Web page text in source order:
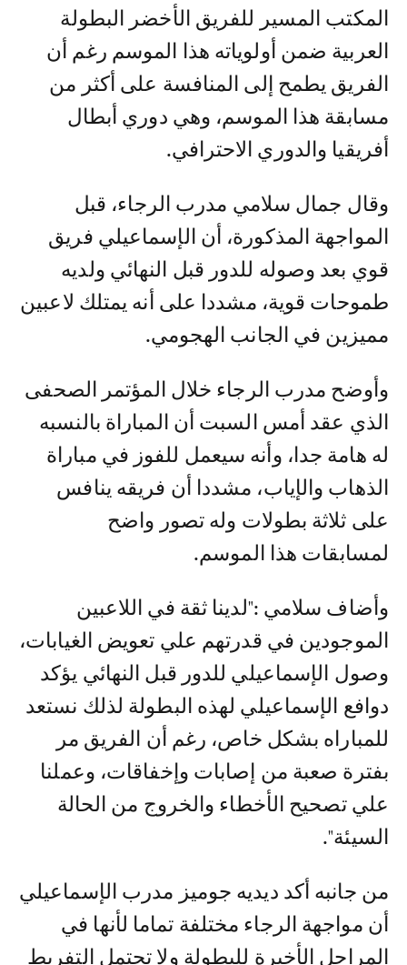
المكتب المسير للفريق الأخضر البطولة
العربية ضمن أولوياته هذا الموسم رغم أن
الفريق يطمح إلى المنافسة على أكثر من
مسابقة هذا الموسم، وهي دوري أبطال
أفريقيا والدوري الاحترافي.
وقال جمال سلامي مدرب الرجاء، قبل
المواجهة المذكورة، أن الإسماعيلي فريق
قوي بعد وصوله للدور قبل النهائي ولديه
طموحات قوية، مشددا على أنه يمتلك لاعبين
مميزين في الجانب الهجومي.
وأوضح مدرب الرجاء خلال المؤتمر الصحفى
الذي عقد أمس السبت أن المباراة بالنسبه
له هامة جدا، وأنه سيعمل للفوز في مباراة
الذهاب والإياب، مشددا أن فريقه ينافس
على ثلاثة بطولات وله تصور واضح
لمسابقات هذا الموسم.
وأضاف سلامي :"لدينا ثقة في اللاعبين
الموجودين في قدرتهم علي تعويض الغيابات،
وصول الإسماعيلي للدور قبل النهائي يؤكد
دوافع الإسماعيلي لهذه البطولة لذلك نستعد
للمباراه بشكل خاص، رغم أن الفريق مر
بفترة صعبة من إصابات وإخفاقات، وعملنا
علي تصحيح الأخطاء والخروج من الحالة
السيئة".
من جانبه أكد ديديه جوميز مدرب الإسماعيلي
أن مواجهة الرجاء مختلفة تماما لأنها في
المراحل الأخيرة للبطولة ولا تحتمل التفريط